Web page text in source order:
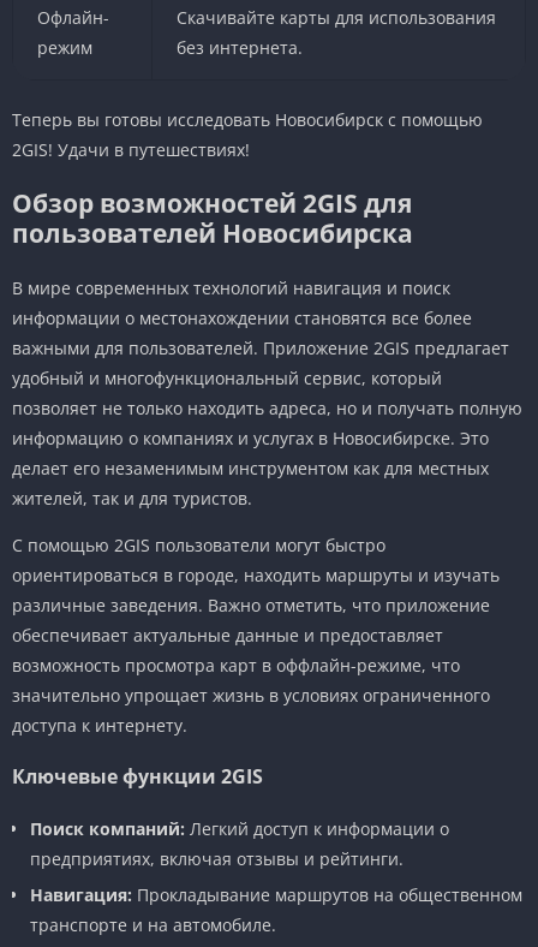
Офлайн-
режим
Скачивайте карты для использования
без интернета.
Теперь вы готовы исследовать Новосибирск с помощью
2GIS! Удачи в путешествиях!
Обзор возможностей 2GIS для
пользователей Новосибирска
В мире современных технологий навигация и поиск
информации о местонахождении становятся все более
важными для пользователей. Приложение 2GIS предлагает
удобный и многофункциональный сервис, который
позволяет не только находить адреса, но и получать полную
информацию о компаниях и услугах в Новосибирске. Это
делает его незаменимым инструментом как для местных
жителей, так и для туристов.
С помощью 2GIS пользователи могут быстро
ориентироваться в городе, находить маршруты и изучать
различные заведения. Важно отметить, что приложение
обеспечивает актуальные данные и предоставляет
возможность просмотра карт в оффлайн-режиме, что
значительно упрощает жизнь в условиях ограниченного
доступа к интернету.
Ключевые функции 2GIS
Поиск компаний: Легкий доступ к информации о
предприятиях, включая отзывы и рейтинги.
Навигация: Прокладывание маршрутов на общественном
транспорте и на автомобиле.